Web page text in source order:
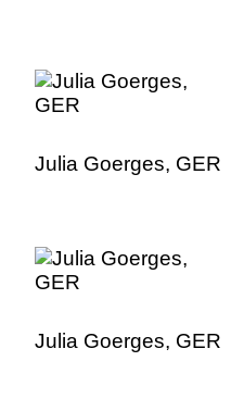
Julia Goerges, GER
Julia Goerges, GER